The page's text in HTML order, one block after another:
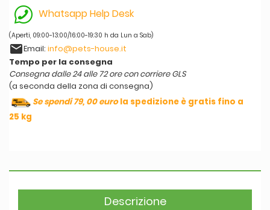
Whatsapp Help Desk
(Aperti, 09:00-13:00/16:00-19:30 h da Lun a Sab)
emailEmail: info@pets-house.it
Tempo per la consegna
Consegna dalle 24 alle 72 ore con corriere GLS
(a seconda della zona di consegna)
Se spendi 79, 00 eurola spedizione è gratis fino a
25 kg
Descrizione